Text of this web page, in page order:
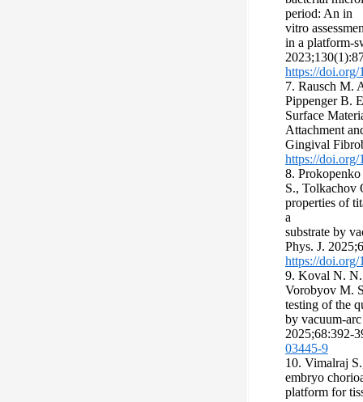
period: An in
vitro
in a platform-
https://doi.org/
7. Rausch M.
Pippenger B.
Surface
Attachment
Gingival
https://
8.
S., Tolkachov
properties of
a
substrate by
Phys. J.
https://doi.org/
9. Koval N.
Vorobyov M.
testing of the
by vacuum-arc
2025;68:392-
03445-9
10. Vimalraj
embryo
platform for